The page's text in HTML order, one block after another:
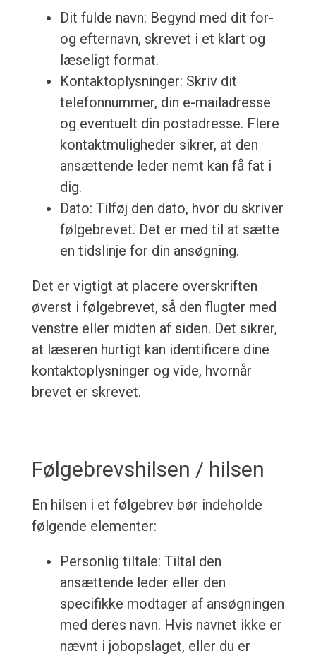
Dit fulde navn: Begynd med dit for-
og efternavn, skrevet i et klart og
læseligt format.
Kontaktoplysninger: Skriv dit
telefonnummer, din e-mailadresse
og eventuelt din postadresse. Flere
kontaktmuligheder sikrer, at den
ansættende leder nemt kan få fat i
dig.
Dato: Tilføj den dato, hvor du skriver
følgebrevet. Det er med til at sætte
en tidslinje for din ansøgning.
Det er vigtigt at placere overskriften
øverst i følgebrevet, så den flugter med
venstre eller midten af siden. Det sikrer,
at læseren hurtigt kan identificere dine
kontaktoplysninger og vide, hvornår
brevet er skrevet.
Følgebrevshilsen / hilsen
En hilsen i et følgebrev bør indeholde
følgende elementer:
Personlig tiltale: Tiltal den
ansættende leder eller den
specifikke modtager af ansøgningen
med deres navn. Hvis navnet ikke er
nævnt i jobopslaget, eller du er